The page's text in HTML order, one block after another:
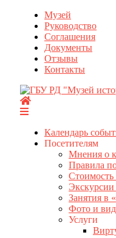
Перейти
содержимому
Музей
Руководство
Соглашения
Документы
Отзывы
Контакты
Календарь
Посетителям
Мнения о
Правила
Занятия в
Фото и
Услуги